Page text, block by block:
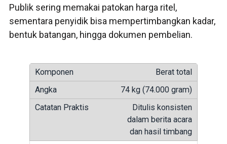
Publik sering memakai patokan harga ritel,
sementara penyidik bisa mempertimbangkan kadar,
bentuk batangan, hingga dokumen pembelian.
Berat total
74 kg (74.000 gram)
Ditulis konsisten
dalam berita acara
dan hasil timbang